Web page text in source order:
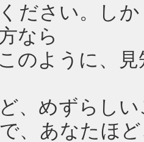
ださい。し
なら
のように、
、めずらし
、あなたほ